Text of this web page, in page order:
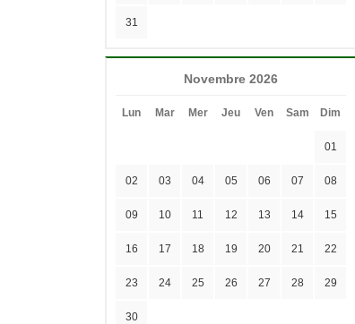
31
Novembre 2026
Lun Mar Mer Jeu Ven Sam Dim
01
02 03 04 05 06 07 08
09 10 11 12 13 14 15
16 17 18 19 20 21 22
23 24 25 26 27 28 29
30